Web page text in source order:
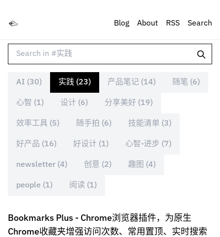
Blog About RSS Search
AI (30) 实践 (23) 产品笔记 (14) 随笔 (6)
心智 (1) 设计 (6) 分享美好 (19)
效率工具 (5) 随手拍 (6) 技能清单 (3)
好产品 (16) 好设计 (1) 心智-进步 (7)
newsletter (4) 创意 (2) 趣图 (4)
people (1) 阅读 (1)
Bookmarks Plus - Chrome浏览器插件，为原生
Chrome收藏夹增强访问次数、常用置顶、实时搜索